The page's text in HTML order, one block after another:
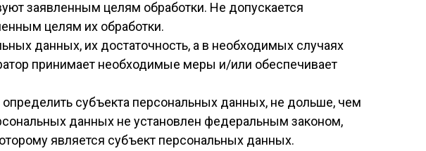
заявленным целям обработки. Не допускается
целям их обработки.
данных, их достаточность, а в необходимых случаях
принимает необходимые меры и/или обеспечивает
субъекта персональных данных, не дольше, чем
данных не установлен федеральным законом,
является субъект персональных данных.